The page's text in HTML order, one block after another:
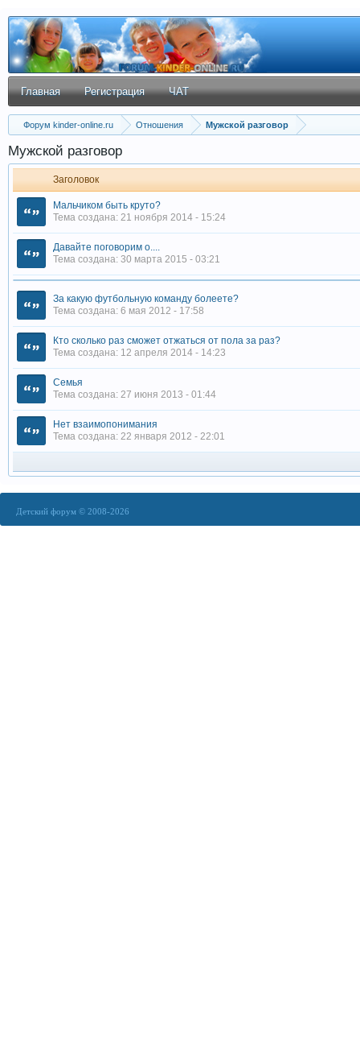
Главная Регистрация ЧАТ
Форум kinder-online.ru Отношения Мужской разговор
Мужской разговор
Заголовок
Мальчиком быть круто?
Тема создана: 21 ноября 2014 - 15:24
Давайте поговорим о....
Тема создана: 30 марта 2015 - 03:21
За какую футбольную команду болеете?
Тема создана: 6 мая 2012 - 17:58
Кто сколько раз сможет отжаться от пола за раз?
Тема создана: 12 апреля 2014 - 14:23
Семья
Тема создана: 27 июня 2013 - 01:44
Нет взаимопонимания
Тема создана: 22 января 2012 - 22:01
Детский форум © 2008-2026